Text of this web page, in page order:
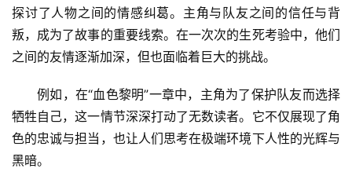
探讨了人物之间的情感纠葛。主角与队友之间的信任与背
叛，成为了故事的重要线索。在一次次的生死考验中，他们
之间的友情逐渐加深，但也面临着巨大的挑战。
例如，在“血色黎明”一章中，主角为了保护队友而选择
牺牲自己，这一情节深深打动了无数读者。它不仅展现了角
色的忠诚与担当，也让人们思考在极端环境下人性的光辉与
黑暗。